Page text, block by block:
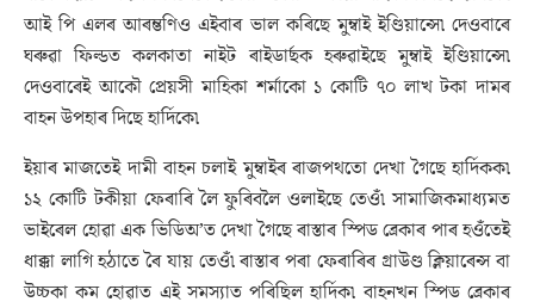
আই পি এলৰ আৰম্ভণিও এইবাৰ ভাল কৰিছে মুম্বাই ইণ্ডিয়ান্সে৷ দেওবাৰে
ঘৰুৱা ফিল্ডত কলকাতা নাইট ৰাইডাৰ্ছক হৰুৱাইছে মুম্বাই ইণ্ডিয়ান্সে৷
দেওবাৰেই আকৌ প্ৰেয়সী মাহিকা শৰ্মাকো ১ কোটি ৭০ লাখ টকা দামৰ
বাহন উপহাৰ দিছে হাৰ্দিকে৷
ইয়াৰ মাজতেই দামী বাহন চলাই মুম্বাইৰ ৰাজপথতো দেখা গৈছে হাৰ্দিকক৷
১২ কোটি টকীয়া ফেৰাৰি লৈ ফুৰিবলৈ ওলাইছে তেওঁ৷ সামাজিকমাধ্যমত
ভাইৰেল হোৱা এক ভিডিঅ’ত দেখা গৈছে ৰাস্তাৰ স্পিড ব্ৰেকাৰ পাৰ হওঁতেই
ধাক্কা লাগি হঠাতে ৰৈ যায় তেওঁ৷ ৰাস্তাৰ পৰা ফেৰাৰিৰ গ্ৰাউণ্ড ক্লিয়াৰেন্স বা
উচ্চকা কম হোৱাত এই সমস্যাত পৰিছিল হাৰ্দিক৷ বাহনখন স্পিড ব্ৰেকাৰ